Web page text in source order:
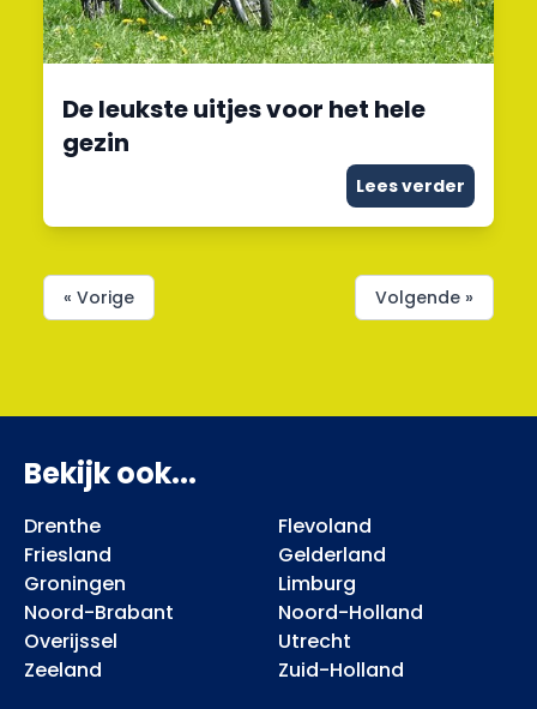
De leukste uitjes voor het hele
gezin
Lees verder
« Vorige Volgende »
Bekijk ook...
Drenthe
Flevoland
Friesland
Gelderland
Groningen
Limburg
Noord-Brabant
Noord-Holland
Overijssel
Utrecht
Zeeland
Zuid-Holland